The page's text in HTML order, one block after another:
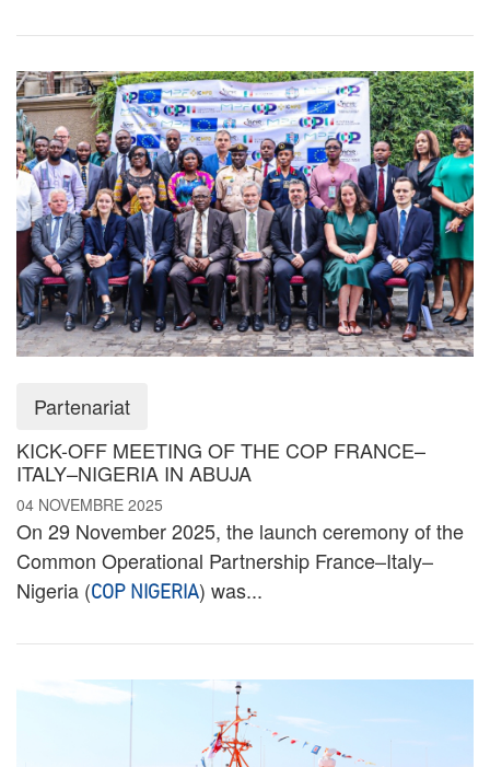
Partenariat
KICK-OFF MEETING OF THE COP FRANCE–
ITALY–NIGERIA IN ABUJA
04 NOVEMBRE 2025
On 29 November 2025, the launch ceremony of the
Common Operational Partnership France–Italy–
Nigeria (COP NIGERIA) was...